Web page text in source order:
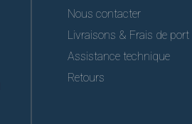
Nous contacter
Livraisons & Frais de port
Assistance technique
Retours